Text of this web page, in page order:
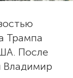
Трампа
После
Владимир